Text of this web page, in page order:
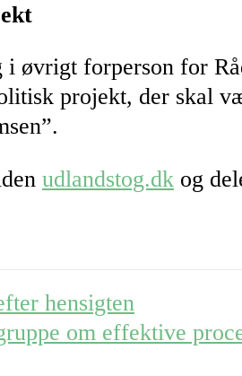
i øvrigt forperson for
projekt, der skal
udlandstog.dk og
hensigten
om effektive